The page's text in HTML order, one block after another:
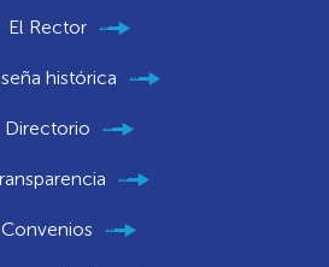
El Rector
histórica
Directorio
Convenios